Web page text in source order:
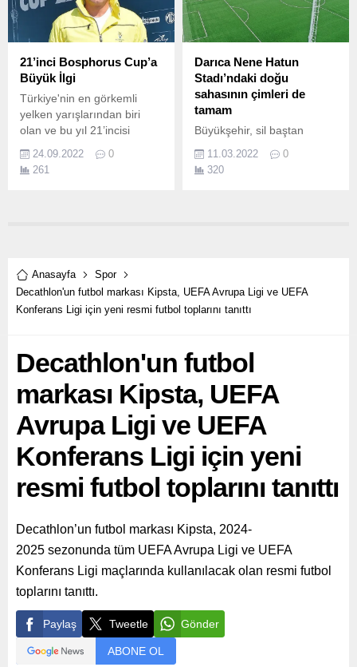
21’inci Bosphorus Cup’a
Büyük İlgi
Türkiye'nin en görkemli
yelken yarışlarından biri
olan ve bu yıl 21’incisi
Cup’ın ikinci gününde,
İstanbul Boğaz’ında
24.09.2022
0
261
Darıca Nene Hatun
Stadı’ndaki doğu
sahasının çimleri de
tamam
Büyükşehir, sil baştan
Hatun Spor Kompleksi’nde
batı tarafından sonra doğu
aracılığıyla binlerce çocuk
ve gencin sporla
adeta yaşam biçimi...
11.03.2022
0
320
Anasayfa
Spor
Decathlon'un futbol markası Kipsta, UEFA Avrupa Ligi ve UEFA
Konferans Ligi için yeni resmi futbol toplarını tanıttı
Decathlon'un futbol
markası Kipsta, UEFA
Avrupa Ligi ve UEFA
Konferans Ligi için yeni
resmi futbol toplarını tanıttı
Decathlon’un futbol markası Kipsta, 2024-
2025 sezonunda tüm UEFA Avrupa Ligi ve UEFA
Konferans Ligi maçlarında kullanılacak olan resmi futbol
toplarını tanıttı.
Paylaş Tweetle Gönder
ABONE OL